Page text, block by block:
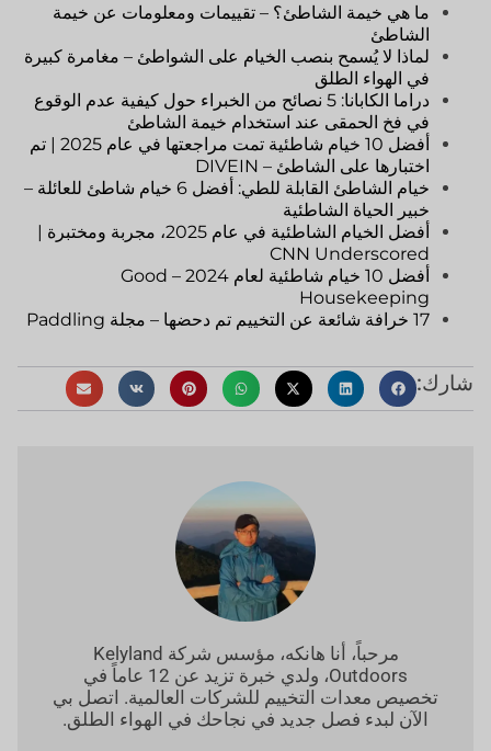
ما هي خيمة الشاطئ؟ – تقييمات ومعلومات عن خيمة
الشاطئ
لماذا لا يُسمح بنصب الخيام على الشواطئ – مغامرة كبيرة
في الهواء الطلق
دراما الكابانا: 5 نصائح من الخبراء حول كيفية عدم الوقوع
في فخ الحمقى عند استخدام خيمة الشاطئ
أفضل 10 خيام شاطئية تمت مراجعتها في عام 2025 | تم
اختبارها على الشاطئ – DIVEIN
خيام الشاطئ القابلة للطي: أفضل 6 خيام شاطئ للعائلة –
خبير الحياة الشاطئية
أفضل الخيام الشاطئية في عام 2025، مجربة ومختبرة |
CNN Underscored
أفضل 10 خيام شاطئية لعام 2024 – Good
Housekeeping
17 خرافة شائعة عن التخييم تم دحضها – مجلة Paddling
شارك:
مرحباً، أنا هانكه، مؤسس شركة Kelyland
Outdoors، ولدي خبرة تزيد عن 12 عاماً في
تخصيص معدات التخييم للشركات العالمية. اتصل بي
الآن لبدء فصل جديد في نجاحك في الهواء الطلق.